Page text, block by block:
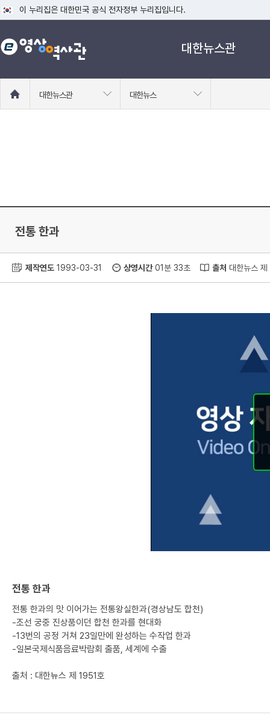
이 누리집은 대한민국 공식 전자정부 누리집입니다.
공식 누리집 주소 확인하기
go.kr 주소를 사용하는 누리집은 대한민국 정부기관이 관리하는 누리집입니
대한뉴스관
로
대한뉴스관 대한뉴스
전통 한과
제작연도 1993-03-31 상영시간01분 33초 출처 대한뉴스
전통 한과
전통 한과의 맛 이어가는 전통왕실한과(경상남도 합천)
-조선 궁중 진상품이던 합천 한과를 현대화
-13번의 공정 거쳐 23일만에 완성하는 수작업 한과
-일본국제식품음료박람회 출품, 세계에 수출
출처 : 대한뉴스 제 1951호